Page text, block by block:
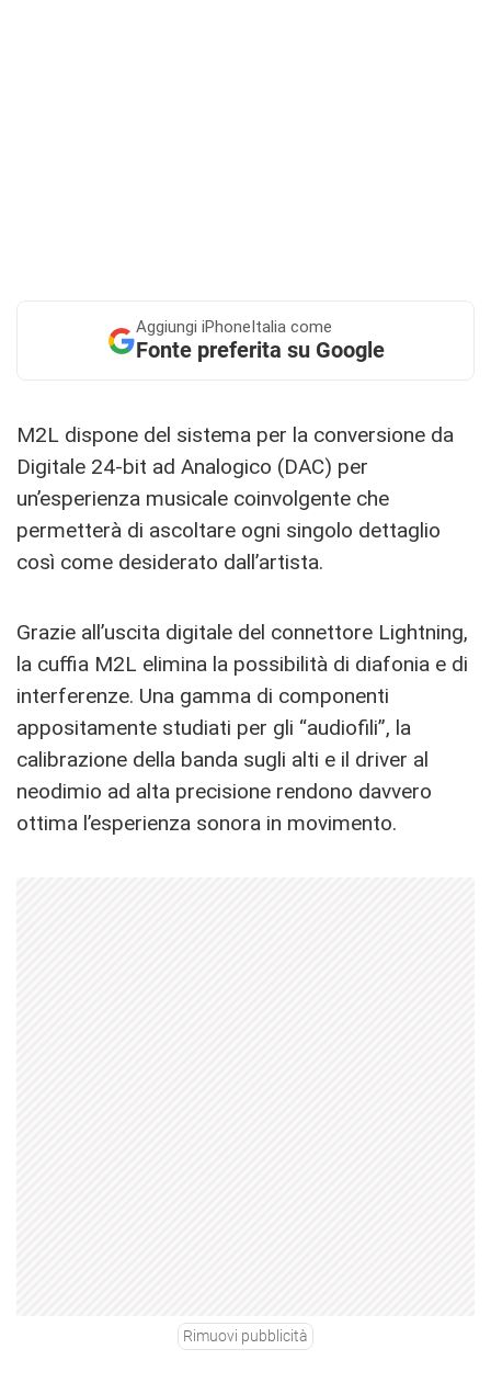
Aggiungi iPhoneItalia come
Fonte preferita su Google
M2L dispone del sistema per la conversione da
Digitale 24-bit ad Analogico (DAC) per
un’esperienza musicale coinvolgente che
permetterà di ascoltare ogni singolo dettaglio
così come desiderato dall’artista.
Grazie all’uscita digitale del connettore Lightning,
la cuffia M2L elimina la possibilità di diafonia e di
interferenze. Una gamma di componenti
appositamente studiati per gli “audiofili”, la
calibrazione della banda sugli alti e il driver al
neodimio ad alta precisione rendono davvero
ottima l’esperienza sonora in movimento.
Rimuovi pubblicità